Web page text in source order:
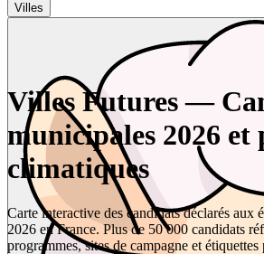
Villes
Villes Futures —
municipales 2026 et
climatiques
Carte interactive des candidats déclarés aux
2026 en France. Plus de 50 000 candidats
programmes, sites de campagne et